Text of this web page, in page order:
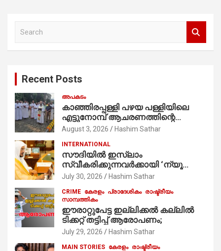
Recent Posts
അപകടം
കാഞ്ഞിരപ്പള്ളി പഴയ പള്ളിയിലെ
എട്ടുനോമ്പ് ആചരണത്തിന്റെ
ഭാഗമായുള്ള പന്തലിന്റെ കാൽനാട്ട്
കുര്യൻ താമരശ്ശേരി
നിർവഹിക്കുന്നു.
August 3, 2026 Hashim Sathar
INTERNATIONAL
സൗദിയില്‍ ഇസ്‌ലാം
സ്വീകരിക്കുന്നവര്‍ക്കായി ‘ന്യൂ
മുസ്ലിം’ ഡിജിറ്റല്‍ കാര്‍ഡ് സേവനം
July 30, 2026 Hashim Sathar
CRIME കേരളം പ്രാദേശികം രാഷ്ട്രീയം
സാമ്പത്തികം
ഈരാറ്റുപേട്ട ഇല്ലിക്കൽ കല്ലിൽ
ടിക്കറ്റ് തട്ടിപ്പ് ആരോപണം;
July 29, 2026 Hashim Sathar
MAIN STORIES കേരളം രാഷ്ട്രീയം